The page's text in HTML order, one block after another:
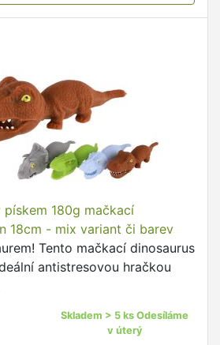
pískem 180g mačkací
18cm - mix variant či barev
Tento mačkací dinosaurus
antistresovou hračkou
Skladem > 5 ks Odesíláme
v úterý